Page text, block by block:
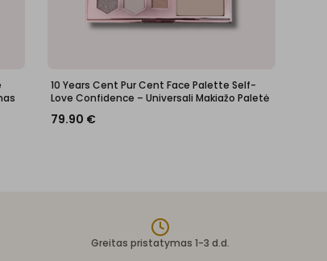
10 Years Cent Pur Cent Face Palette Self-
Love Confidence – Universali Makiažo Paletė
79.90 €
Greitas pristatymas 1-3 d.d.